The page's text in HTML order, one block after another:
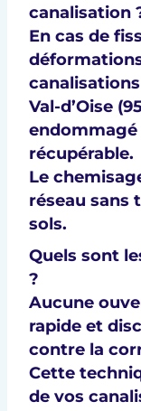
canalisation
En cas de
Val-d’Oise
récupérable.
Le
réseau sans
sols.
Quels sont
?
Aucune
rapide et
contre la
Cette
de vos